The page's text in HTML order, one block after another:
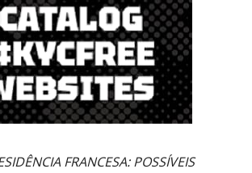
FRANCESA: POSSÍVEIS